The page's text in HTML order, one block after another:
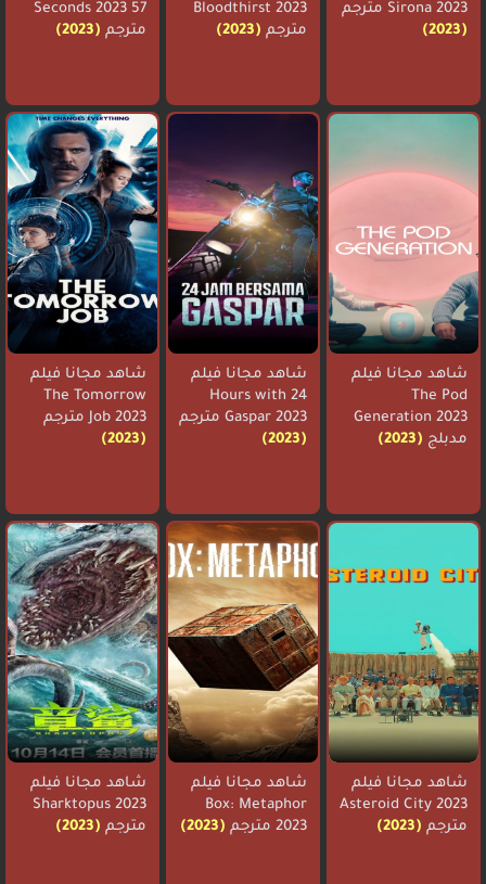
Sirona 2023 مترجم
(2023)
Bloodthirst 2023
مترجم (2023)
57 Seconds 2023
مترجم (2023)
شاهد مجانا فيلم
The Pod
Generation 2023
مدبلج (2023)
شاهد مجانا فيلم
24 Hours with
Gaspar 2023 مترجم
(2023)
شاهد مجانا فيلم
The Tomorrow
Job 2023 مترجم
(2023)
شاهد مجانا فيلم
Asteroid City 2023
مترجم (2023)
شاهد مجانا فيلم
Box: Metaphor
2023 مترجم
(2023)
شاهد مجانا فيلم
Sharktopus 2023
مترجم (2023)